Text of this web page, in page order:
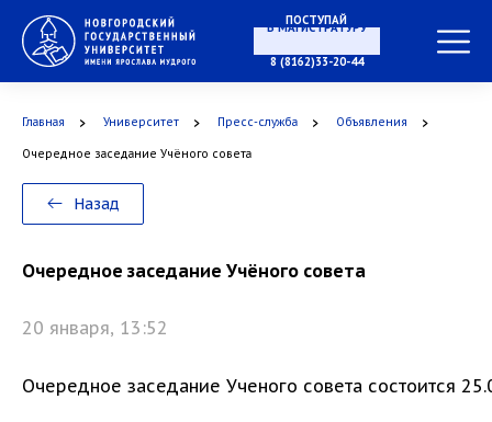
ПОСТУПАЙ
8 (8162)33-20-44
Главная Университет Пресс-служба Объявления
Очередное заседание Учёного совета
Назад
Очередное заседание Учёного совета
20 января, 13:52
Очередное заседание Ученого совета состоится